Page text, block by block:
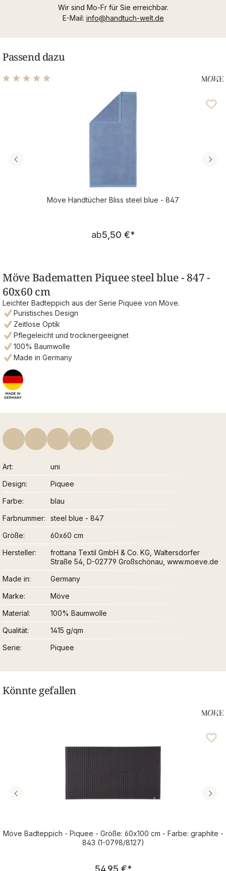
Wir sind Mo-Fr für Sie erreichbar.
E-Mail: info@handtuch-welt.de
Passend dazu
Durchschnittliche Bewertung von 5 von 5 Sternen
Möve Handtücher Bliss steel blue - 847
Regulärer Preis:
ab5,50 €*
Möve Badematten Piquee steel blue - 847 -
60x60 cm
Leichter Badteppich aus der Serie Piquee von Möve.
Puristisches Design
Zeitlose Optik
Pflegeleicht und trocknergeeignet
100% Baumwolle
Made in Germany
Art
uni
Design
Piquee
Farbe
blau
Farbnummer
steel blue - 847
Größe
60x60 cm
Hersteller
frottana Textil GmbH & Co. KG, Waltersdorfer
Straße 54, D-02779 Großschönau, www.moeve.de
Made in
Germany
Marke
Möve
Material
100% Baumwolle
Qualität
1415 g/qm
Serie
Piquee
Könnte gefallen
Möve Badteppich - Piquee - Größe: 60x100 cm - Farbe: graphite -
843 (1-0798/8127)
Regulärer Preis:
54,95 €*